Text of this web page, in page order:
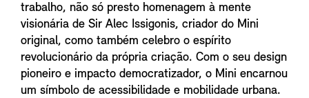
trabalho, não só presto homenagem à mente
visionária de Sir Alec Issigonis, criador do Mini
original, como também celebro o espírito
revolucionário da própria criação. Com o seu design
pioneiro e impacto democratizador, o Mini encarnou
um símbolo de acessibilidade e mobilidade urbana.